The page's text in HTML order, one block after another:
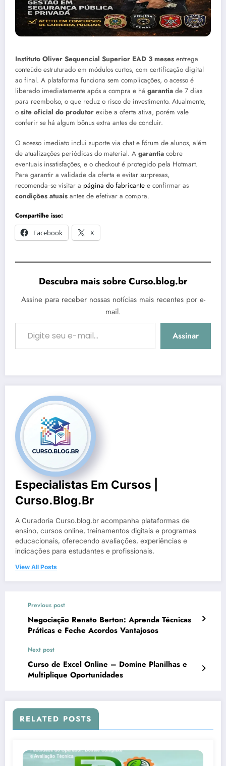
Instituto Oliver Sequencial Superior EAD 3 meses entrega
conteúdo estruturado em módulos curtos, com certificação digital
ao final. A plataforma funciona sem complicações, o acesso é
liberado imediatamente após a compra e há garantia de 7 dias
para reembolso, o que reduz o risco de investimento. Atualmente,
o site oficial do produtor exibe a oferta ativa, porém vale
conferir se há algum bônus extra antes de concluir.
O acesso imediato inclui suporte via chat e fórum de alunos, além
de atualizações periódicas do material. A garantia cobre
eventuais insatisfações, e o checkout é protegido pela Hotmart.
Para garantir a validade da oferta e evitar surpresas,
recomenda‑se visitar a página do fabricante e confirmar as
condições atuais antes de efetivar a compra.
Compartilhe isso:
Facebook
X
Descubra mais sobre Curso.blog.br
Assine para receber nossas notícias mais recentes por e-
mail.
Digite seu e-mail…
Assinar
Especialistas Em Cursos |
Curso.blog.br
A Curadoria Curso.blog.br acompanha plataformas de
ensino, cursos online, treinamentos digitais e programas
educacionais, oferecendo avaliações, experiências e
indicações para estudantes e profissionais.
View All Posts
Previous post
Negociação Renato Berton: Aprenda Técnicas
Práticas e Feche Acordos Vantajosos
Next post
Curso de Excel Online – Domine Planilhas e
Multiplique Oportunidades
RELATED POSTS